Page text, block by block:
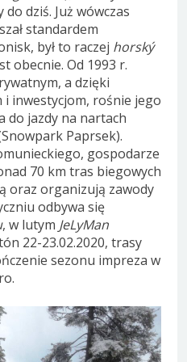
dziś. Już wówczas
standardem
był to raczej horský
obecnie. Od 1993 r.
a dzięki
inwestycjom, rośnie jego
do jazdy na nartach
Paprsek).
gospodarze
70 km tras biegowych
oraz organizują zawody
odbywa się
, w lutym JeLyMan
22-23.02.2020, trasy
sezonu impreza w